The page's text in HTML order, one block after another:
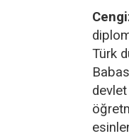
Türk